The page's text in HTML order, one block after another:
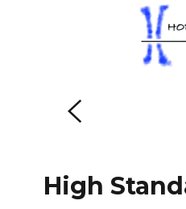
High